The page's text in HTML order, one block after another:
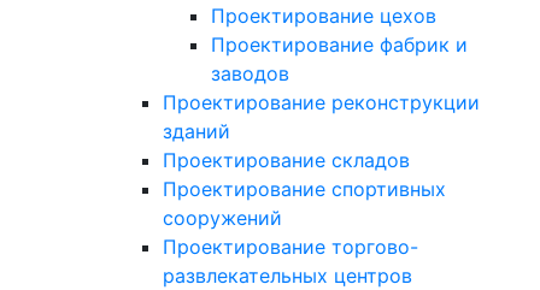
Проектирование цехов
Проектирование фабрик и
заводов
Проектирование реконструкции
зданий
Проектирование складов
Проектирование спортивных
сооружений
Проектирование торгово-
развлекательных центров